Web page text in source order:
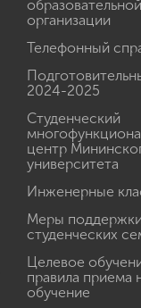
образовательной
организации
Телефонный
2024-2025
Студенческий
центр
университета
Инженерные
Меры
студенческих
Целевое
правила приема
обучение